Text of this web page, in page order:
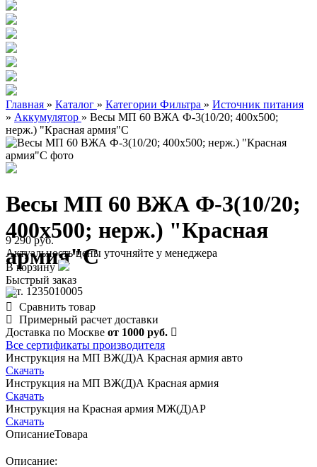
Главная » Каталог » Категории Фильтра » Источник питания
» Аккумулятор » Весы МП 60 ВЖА Ф-3(10/20; 400х500;
нерж.) "Красная армия"C
Весы МП 60 ВЖА Ф-3(10/20;
400х500; нерж.) "Красная
армия"C
арт. 1235010005
9 290 руб.
Актуальность цены уточняйте у менеджера
В корзину
Быстрый заказ
Сравнить товар
Примерный расчет доставки
Доставка по Москве от 1000 руб.
Все сертификаты производителя
Инструкция на МП ВЖ(Д)А Красная армия авто
Скачать
Инструкция на МП ВЖ(Д)А Красная армия
Скачать
Инструкция на Красная армия МЖ(Д)АР
Скачать
ОписаниеТовара
Описание: